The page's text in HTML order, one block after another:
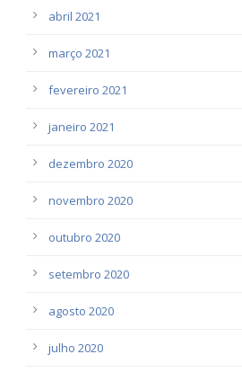
abril 2021
março 2021
fevereiro 2021
janeiro 2021
dezembro 2020
novembro 2020
outubro 2020
setembro 2020
agosto 2020
julho 2020